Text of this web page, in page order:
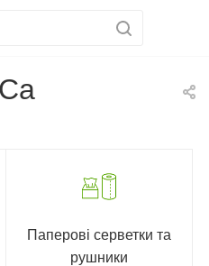
Паперові серветки та
рушники